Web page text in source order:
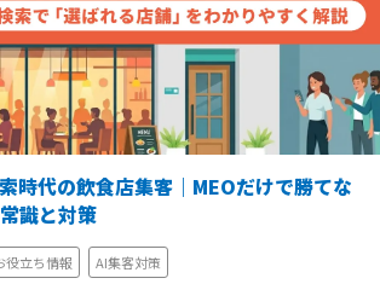
時代の飲食店集客｜MEOだけで勝てな
識と対策
役立ち情報 AI集客対策